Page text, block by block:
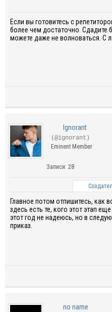
Если вы готовитесь с
более чем достаточно. Сдадите
можете даже не волноваться. С
Ignorant
(@ignorant)
Eminent Member
Записи: 28
Главное потом отпишитесь, как
здесь есть те, кого этот этап
этот год не надеюсь, но в
приказ.
no name